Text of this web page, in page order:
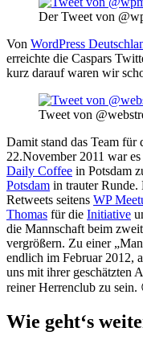
Der Tweet von
Von WordPress
erreichte die Caspars
kurz darauf waren wir
Tweet von
Damit stand das Team für
22.November 2011 war
Daily Coffee in Potsdam
Potsdam in trauter Runde.
Retweets seitens WP
Thomas für die Initiative
die Mannschaft beim
vergrößern. Zu einer
endlich im Februar 2012,
uns mit ihrer geschätzten
reiner Herrenclub zu sein.
Wie geht‘s